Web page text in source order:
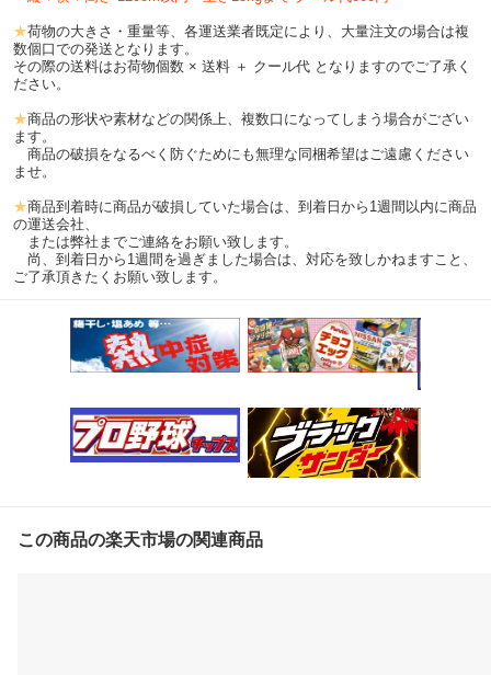
★荷物の大きさ・重量等、各運送業者既定により、大量注文の場合は複
数個口での発送となります。
その際の送料はお荷物個数 × 送料 ＋ クール代 となりますのでご了承く
ださい。
★商品の形状や素材などの関係上、複数口になってしまう場合がござい
ます。
商品の破損をなるべく防ぐためにも無理な同梱希望はご遠慮ください
ませ。
★商品到着時に商品が破損していた場合は、到着日から1週間以内に商品
の運送会社、
または弊社までご連絡をお願い致します。
尚、到着日から1週間を過ぎました場合は、対応を致しかねますこと、
ご了承頂きたくお願い致します。
この商品の楽天市場の関連商品